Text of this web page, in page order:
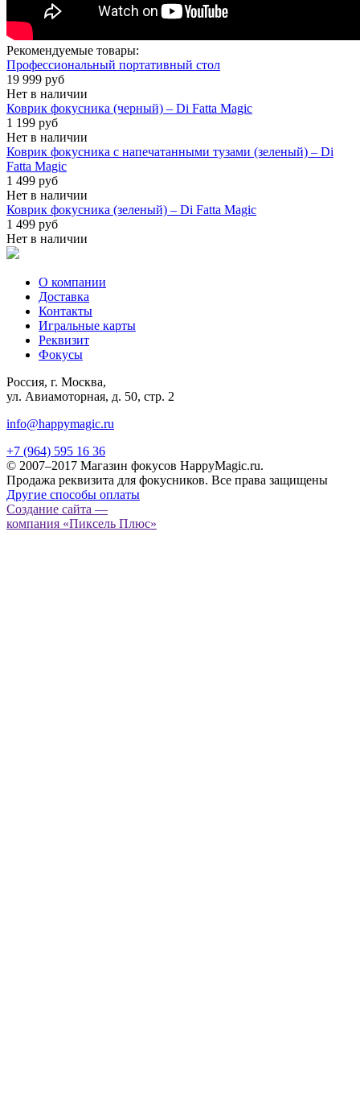
Рекомендуемые товары:
Профессиональный портативный стол
19 999 руб
Нет в наличии
Коврик фокусника (черный) – Di Fatta Magic
1 199 руб
Нет в наличии
Коврик фокусника с напечатанными тузами (зеленый) – Di
Fatta Magic
1 499 руб
Нет в наличии
Коврик фокусника (зеленый) – Di Fatta Magic
1 499 руб
Нет в наличии
О компании
Доставка
Контакты
Игральные карты
Реквизит
Фокусы
Россия, г. Москва,
ул. Авиамоторная, д. 50, стр. 2
info@happymagic.ru
+7 (964) 595 16 36
© 2007–2017 Магазин фокусов HappyMagic.ru.
Продажа реквизита для фокусников. Все права защищены
Другие способы оплаты
Создание сайта —
компания «Пиксель Плюс»